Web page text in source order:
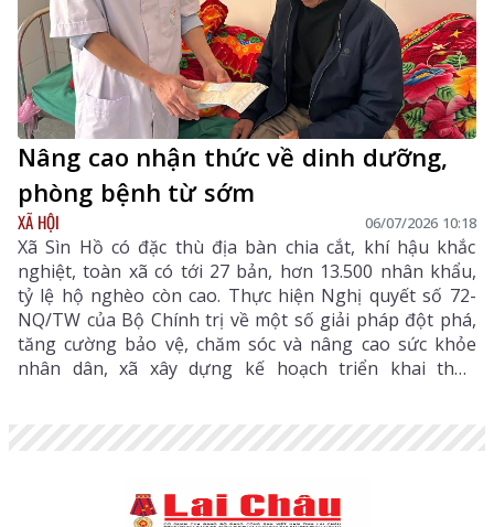
Nâng cao nhận thức về dinh dưỡng,
phòng bệnh từ sớm
XÃ HỘI 06/07/2026 10:18
Xã Sìn Hồ có đặc thù địa bàn chia cắt, khí hậu khắc
nghiệt, toàn xã có tới 27 bản, hơn 13.500 nhân khẩu,
tỷ lệ hộ nghèo còn cao. Thực hiện Nghị quyết số 72-
NQ/TW của Bộ Chính trị về một số giải pháp đột phá,
tăng cường bảo vệ, chăm sóc và nâng cao sức khỏe
nhân dân, xã xây dựng kế hoạch triển khai theo